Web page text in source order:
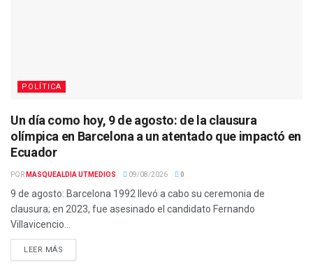
POLÍTICA
Un día como hoy, 9 de agosto: de la clausura
olímpica en Barcelona a un atentado que impactó en
Ecuador
POR MASQUEALDIA UTMEDIOS 09/08/2026 0
9 de agosto: Barcelona 1992 llevó a cabo su ceremonia de
clausura; en 2023, fue asesinado el candidato Fernando
Villavicencio...
LEER MÁS